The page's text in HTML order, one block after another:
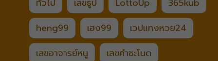
ทั่วไป
เลขธูป LottoUp
365kub
heng99
เฮง99
เวปแทงหวย24
เลขอาจารย์หนู
เลขคำชะโนด